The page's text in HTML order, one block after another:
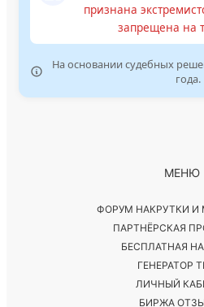
признана
запрещена на
На основании судебных
года.
МЕНЮ
ФОРУМ НАКРУТКИ И
ПАРТНЁРСКАЯ
БЕСПЛАТНАЯ
ГЕНЕРАТОР
ЛИЧНЫЙ
БИРЖА